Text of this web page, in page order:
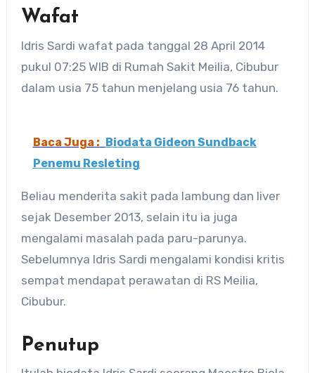
Wafat
Idris Sardi wafat pada tanggal 28 April 2014
pukul 07:25 WIB di Rumah Sakit Meilia, Cibubur
dalam usia 75 tahun menjelang usia 76 tahun.
Baca Juga : Biodata Gideon Sundback
Penemu Resleting
Beliau menderita sakit pada lambung dan liver
sejak Desember 2013, selain itu ia juga
mengalami masalah pada paru-parunya.
Sebelumnya Idris Sardi mengalami kondisi kritis
sempat mendapat perawatan di RS Meilia,
Cibubur.
Penutup